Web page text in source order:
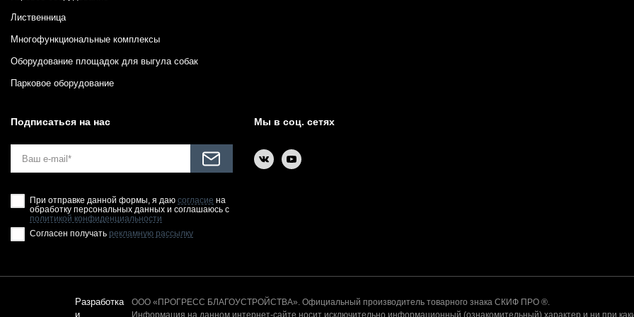
Лиственница
Многофункциональные комплексы
Оборудование площадок для выгула собак
Парковое оборудование
Подписаться на нас
При отправке данной формы, я даю согласие на
обработку персональных данных и соглашаюсь с
политикой конфиденциальности
Согласен получать рекламную рассылку
Мы в соц. сетях
Разработка
ООО «ПРОГРЕСС БЛАГОУСТРОЙСТВА». Официальный производитель товарного знака СКИФ ПРО ®.